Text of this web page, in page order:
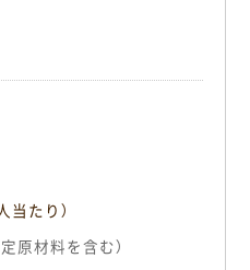
当たり）
原材料を含む）